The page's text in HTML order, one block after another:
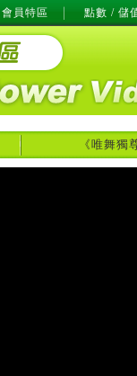
會員特區 點數 / 儲
《唯舞